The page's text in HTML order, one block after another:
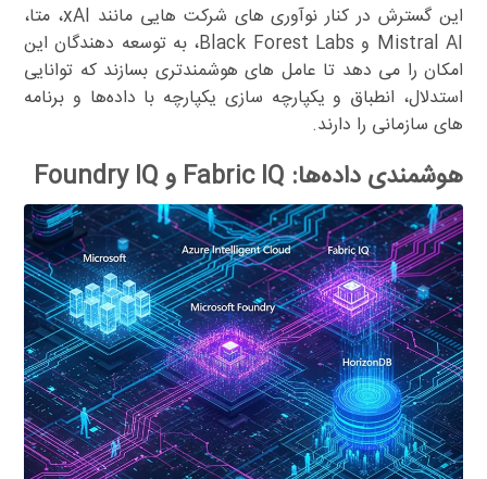
این گسترش در کنار نوآوری های شرکت هایی مانند xAI، متا،
Mistral AI و Black Forest Labs، به توسعه دهندگان این
امکان را می دهد تا عامل های هوشمندتری بسازند که توانایی
استدلال، انطباق و یکپارچه سازی یکپارچه با داده‌ها و برنامه
های سازمانی را دارند.
هوشمندی داده‌ها: Fabric IQ و Foundry IQ